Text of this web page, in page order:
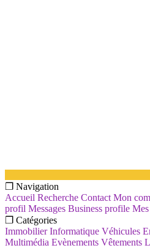
❐ Navigation
Accueil Recherche Contact Mon
profil Messages Business profile
❐ Catégories
Immobilier Informatique Véhicules
Multimédia Evènements Vêtements